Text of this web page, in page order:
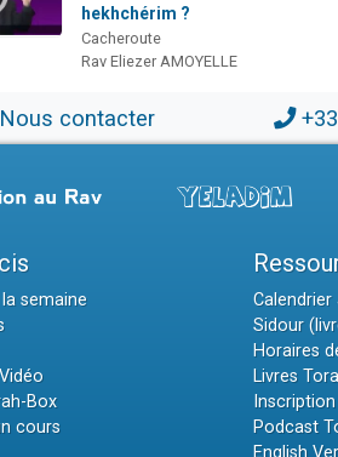
hekhchérim ?
Cacheroute
Rav Eliezer AMOYELLE
Nous contacter
semaine
Box
cours
Sidour
Horaires
Livres
Inscription
Podcast